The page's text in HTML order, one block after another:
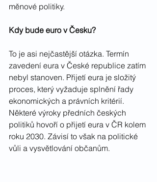
měnové politiky.
Kdy bude euro v Česku?
To je asi nejčastější otázka. Termín
zavedení eura v České republice zatím
nebyl stanoven. Přijetí eura je složitý
proces, který vyžaduje splnění řady
ekonomických a právních kritérií.
Některé výroky předních českých
politiků hovoří o přijetí eura v ČR kolem
roku 2030. Závisí to však na politické
vůli a vysvětlování občanům.